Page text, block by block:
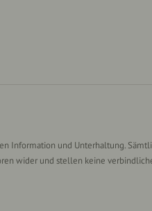
und Unterhaltung.
wider und stellen keine